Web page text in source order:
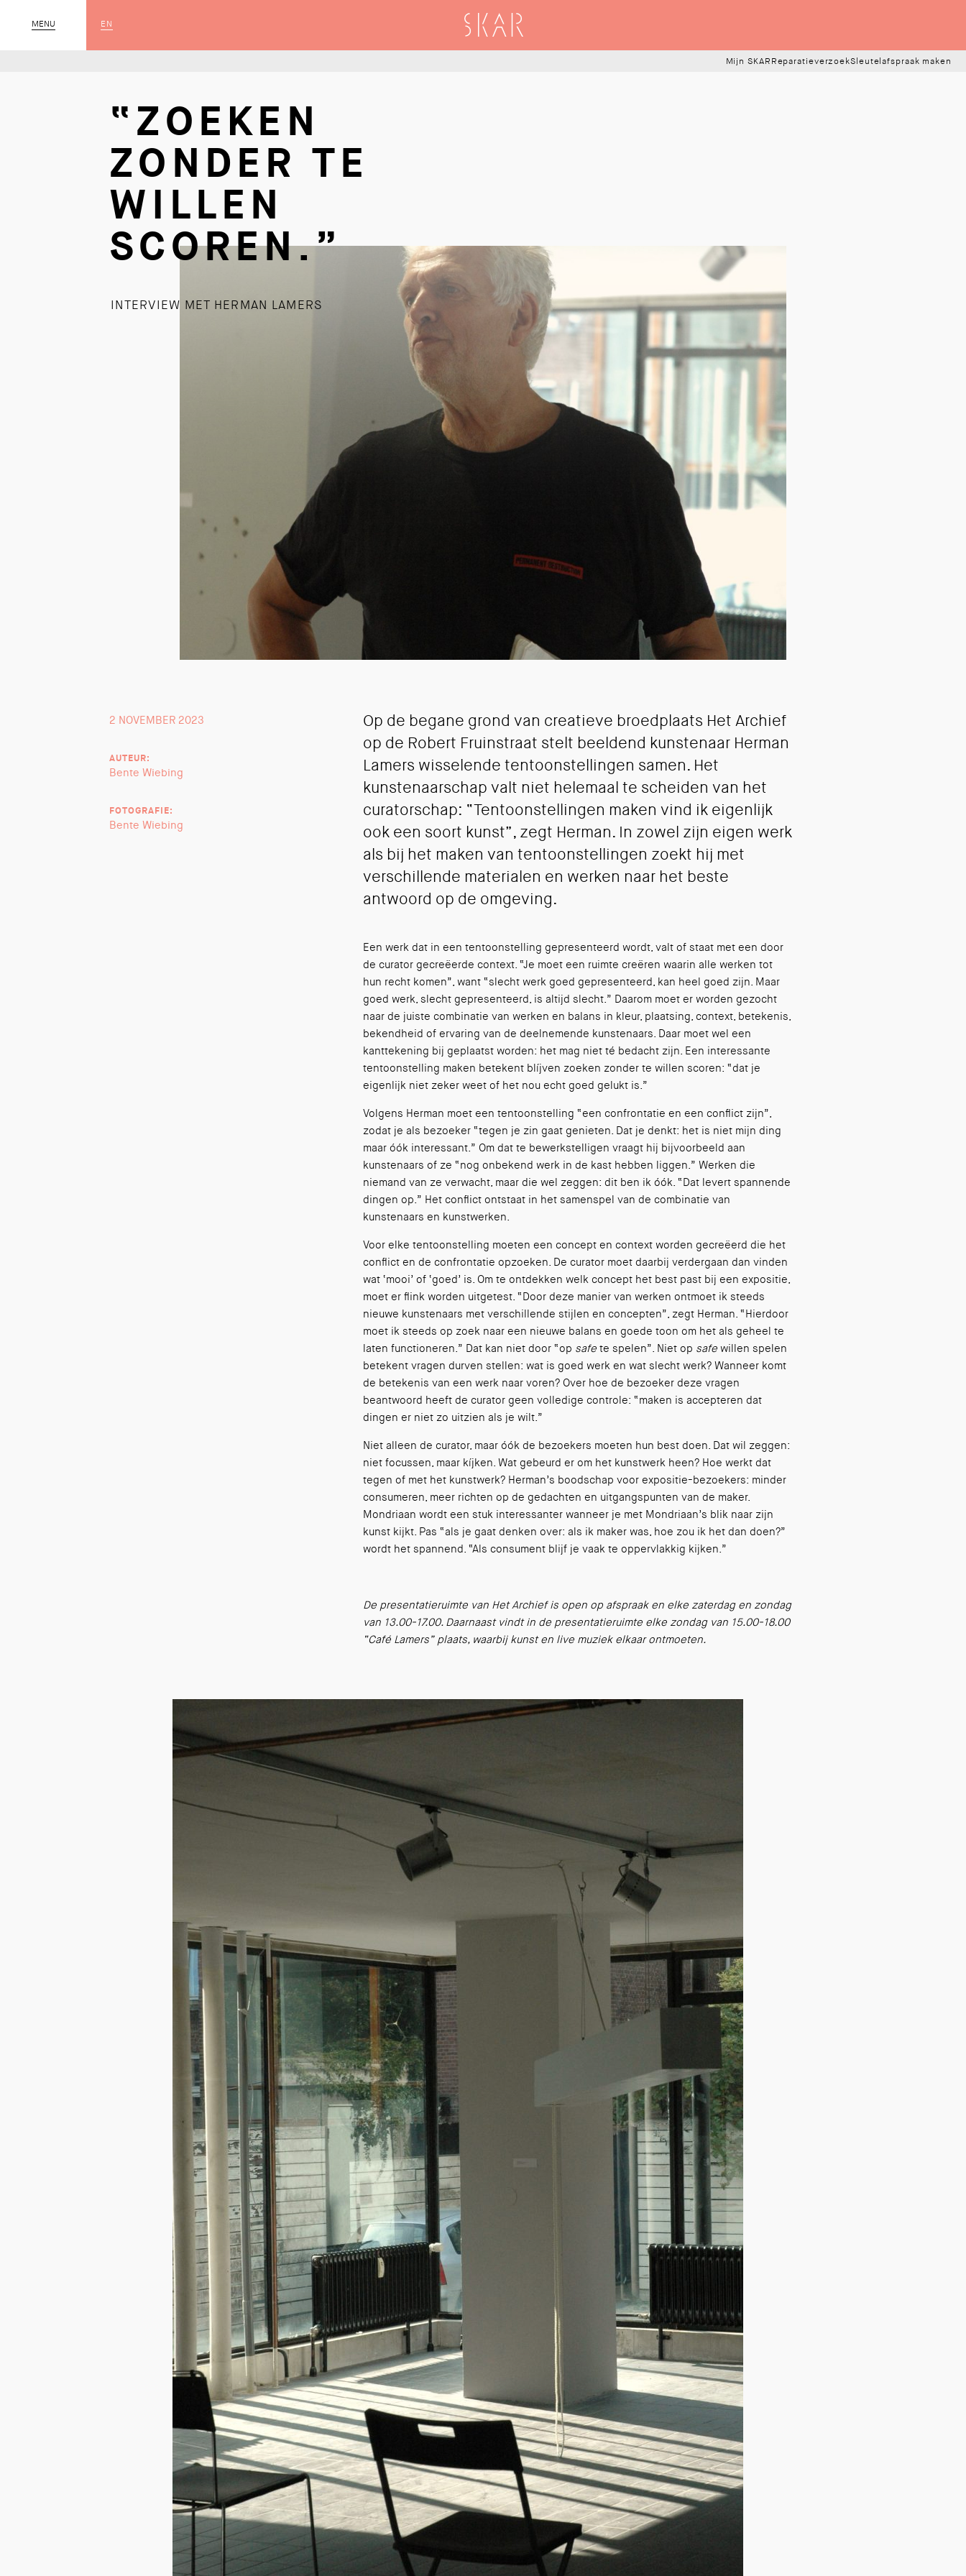
MENU
SLUIT EN SKAR
Mijn SKAR ReparatieverzoekSleutelafspraak maken
“ZOEKEN
ZONDER TE
WILLEN
SCOREN.”
INTERVIEW MET HERMAN LAMERS
2 NOVEMBER 2023
AUTEUR:
Bente Wiebing
FOTOGRAFIE:
Bente Wiebing
Op de begane grond van creatieve broedplaats Het Archief
op de Robert Fruinstraat stelt beeldend kunstenaar Herman
Lamers wisselende tentoonstellingen samen. Het
kunstenaarschap valt niet helemaal te scheiden van het
curatorschap: “Tentoonstellingen maken vind ik eigenlijk
ook een soort kunst”, zegt Herman. In zowel zijn eigen werk
als bij het maken van tentoonstellingen zoekt hij met
verschillende materialen en werken naar het beste
antwoord op de omgeving.
Een werk dat in een tentoonstelling gepresenteerd wordt, valt of staat met een door
de curator gecreëerde context. “Je moet een ruimte creëren waarin alle werken tot
hun recht komen”, want “slecht werk goed gepresenteerd, kan heel goed zijn. Maar
goed werk, slecht gepresenteerd, is altijd slecht.” Daarom moet er worden gezocht
naar de juiste combinatie van werken en balans in kleur, plaatsing, context, betekenis,
bekendheid of ervaring van de deelnemende kunstenaars. Daar moet wel een
kanttekening bij geplaatst worden: het mag niet té bedacht zijn. Een interessante
tentoonstelling maken betekent blíjven zoeken zonder te willen scoren: “dat je
eigenlijk niet zeker weet of het nou echt goed gelukt is.”
Volgens Herman moet een tentoonstelling “een confrontatie en een conflict zijn”,
zodat je als bezoeker “tegen je zin gaat genieten. Dat je denkt: het is niet mijn ding
maar óók interessant.” Om dat te bewerkstelligen vraagt hij bijvoorbeeld aan
kunstenaars of ze “nog onbekend werk in de kast hebben liggen.” Werken die
niemand van ze verwacht, maar die wel zeggen: dit ben ik óók. “Dat levert spannende
dingen op.” Het conflict ontstaat in het samenspel van de combinatie van
kunstenaars en kunstwerken.
Voor elke tentoonstelling moeten een concept en context worden gecreëerd die het
conflict en de confrontatie opzoeken. De curator moet daarbij verdergaan dan vinden
wat ‘mooi’ of ‘goed’ is. Om te ontdekken welk concept het best past bij een expositie,
moet er flink worden uitgetest. “Door deze manier van werken ontmoet ik steeds
nieuwe kunstenaars met verschillende stijlen en concepten”, zegt Herman. “Hierdoor
moet ik steeds op zoek naar een nieuwe balans en goede toon om het als geheel te
laten functioneren.” Dat kan niet door “op safe te spelen”. Niet op safe willen spelen
betekent vragen durven stellen: wat is goed werk en wat slecht werk? Wanneer komt
de betekenis van een werk naar voren? Over hoe de bezoeker deze vragen
beantwoord heeft de curator geen volledige controle: “maken is accepteren dat
dingen er niet zo uitzien als je wilt.”
Niet alleen de curator, maar óók de bezoekers moeten hun best doen. Dat wil zeggen:
niet focussen, maar kíjken. Wat gebeurd er om het kunstwerk heen? Hoe werkt dat
tegen of met het kunstwerk? Herman’s boodschap voor expositie-bezoekers: minder
consumeren, meer richten op de gedachten en uitgangspunten van de maker.
Mondriaan wordt een stuk interessanter wanneer je met Mondriaan’s blik naar zijn
kunst kijkt. Pas “als je gaat denken over: als ik maker was, hoe zou ik het dan doen?”
wordt het spannend. “Als consument blijf je vaak te oppervlakkig kijken.”
De presentatieruimte van Het Archief is open op afspraak en elke zaterdag en zondag
van 13.00-17.00. Daarnaast vindt in de presentatieruimte elke zondag van 15.00-18.00
“Café Lamers” plaats, waarbij kunst en live muziek elkaar ontmoeten.